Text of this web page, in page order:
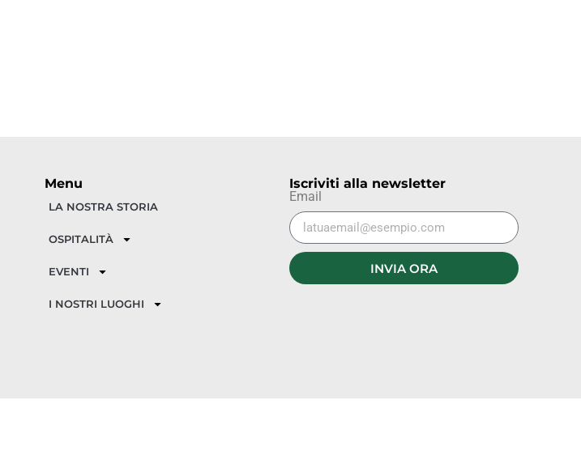
Menu
LA NOSTRA STORIA
OSPITALITÀ
EVENTI
I NOSTRI LUOGHI
Iscriviti alla newsletter
Email
INVIA ORA